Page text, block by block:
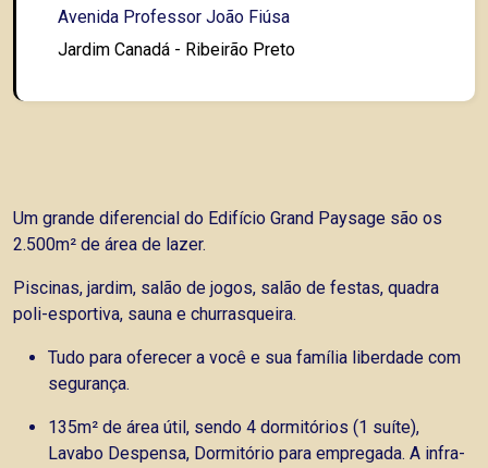
Avenida Professor João Fiúsa
Jardim Canadá - Ribeirão Preto
Um grande diferencial do Edifício Grand Paysage são os
2.500m² de área de lazer.
Piscinas, jardim, salão de jogos, salão de festas, quadra
poli-esportiva, sauna e churrasqueira.
Tudo para oferecer a você e sua família liberdade com
segurança.
135m² de área útil, sendo 4 dormitórios (1 suíte),
Lavabo Despensa, Dormitório para empregada. A infra-